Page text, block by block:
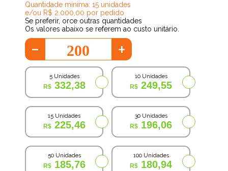
Quantidade mínima: 15 unidades
e/ou R$ 2.000,00 por pedido
Se preferir, orce outras quantidades
Os valores abaixo se referem ao custo unitário.
- +
5 Unidades
332,38
10 Unidades
249,55
15 Unidades
225,46
30 Unidades
196,06
50 Unidades
185,76
100 Unidades
180,94